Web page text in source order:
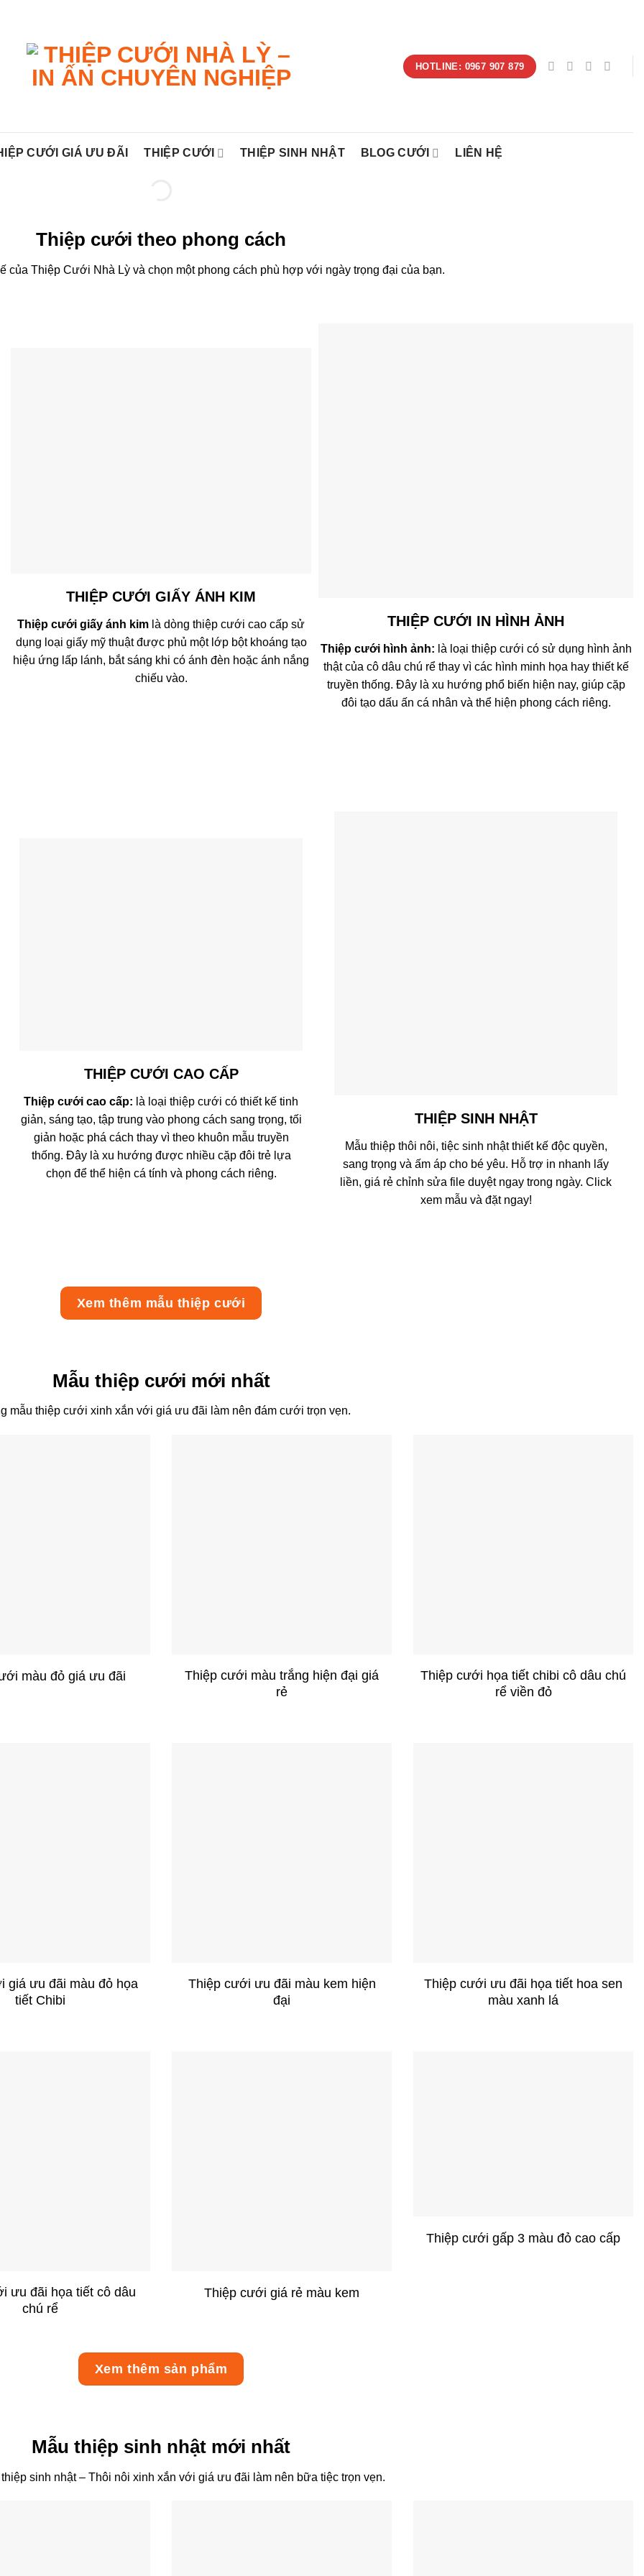
HOTLINE: 0967 907 879
CƯỚI GIÁ ƯU ĐÃI THIỆP CƯỚI THIỆP SINH NHẬT BLOG CƯỚI LIÊN HỆ
Thiệp cưới theo phong cách
của Thiệp Cưới Nhà Lỳ và chọn một phong cách phù hợp với ngày trọng đại của bạn.
THIỆP CƯỚI GIẤY ÁNH KIM
Thiệp cưới giấy ánh kim là dòng thiệp cưới cao cấp sử
dụng loại giấy mỹ thuật được phủ một lớp bột khoáng tạo
hiệu ứng lấp lánh, bắt sáng khi có ánh đèn hoặc ánh nắng
chiếu vào.
THIỆP CƯỚI IN HÌNH ẢNH
Thiệp cưới hình ảnh: là loại thiệp cưới có sử dụng hình ảnh
thật của cô dâu chú rể thay vì các hình minh họa hay thiết kế
truyền thống. Đây là xu hướng phổ biến hiện nay, giúp cặp
đôi tạo dấu ấn cá nhân và thể hiện phong cách riêng.
THIỆP CƯỚI CAO CẤP
Thiệp cưới cao cấp: là loại thiệp cưới có thiết kế tinh
giản, sáng tạo, tập trung vào phong cách sang trọng, tối
giản hoặc phá cách thay vì theo khuôn mẫu truyền
thống. Đây là xu hướng được nhiều cặp đôi trẻ lựa
chọn để thể hiện cá tính và phong cách riêng.
THIỆP SINH NHẬT
Mẫu thiệp thôi nôi, tiệc sinh nhật thiết kế độc quyền,
sang trọng và ấm áp cho bé yêu. Hỗ trợ in nhanh lấy
liền, giá rẻ chỉnh sửa file duyệt ngay trong ngày. Click
xem mẫu và đặt ngay!
Xem thêm mẫu thiệp cưới
Mẫu thiệp cưới mới nhất
mẫu thiệp cưới xinh xắn với giá ưu đãi làm nên đám cưới trọn vẹn.
màu đỏ giá ưu đãi
Thiệp cưới màu trắng hiện đại giá
rẻ
Thiệp cưới họa tiết chibi cô dâu chú
rể viền đỏ
giá ưu đãi màu đỏ họa
tiết Chibi
Thiệp cưới ưu đãi màu kem hiện
đại
Thiệp cưới ưu đãi họa tiết hoa sen
màu xanh lá
ưu đãi họa tiết cô dâu
chú rể
Thiệp cưới giá rẻ màu kem
Thiệp cưới gấp 3 màu đỏ cao cấp
Xem thêm sản phẩm
Mẫu thiệp sinh nhật mới nhất
sinh nhật – Thôi nôi xinh xắn với giá ưu đãi làm nên bữa tiệc trọn vẹn.